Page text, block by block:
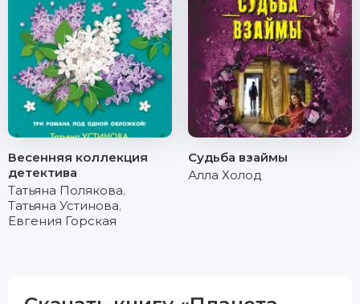
Весенняя коллекция
детектива
Татьяна Полякова,
Татьяна Устинова,
Евгения Горская
Судьба взаймы
Алла Холод